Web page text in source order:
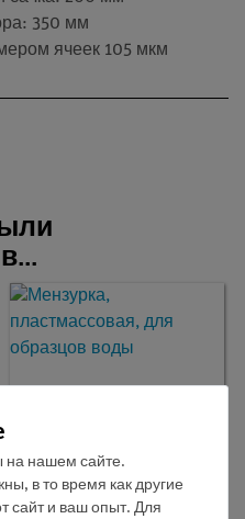
350 мм
ячеек 105 мкм
Кат.номер:64581-12
на нашем сайте.
в то время как другие
сайт и ваш опыт. Для